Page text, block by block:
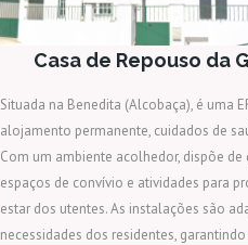
Casa de Repouso da
Situada na Benedita (Alcobaça), é uma
alojamento permanente, cuidados de
Com um ambiente acolhedor, dispõe
espaços de convívio e atividades para
estar dos utentes. As instalações são
necessidades dos residentes,